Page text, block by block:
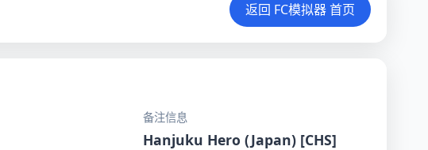
返回 FC模拟器 首页
备注信息
Hanjuku Hero (Japan) [CHS]